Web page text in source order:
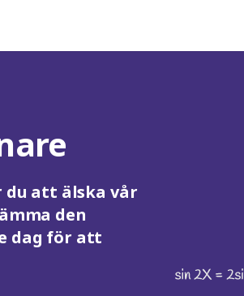
du att älska vår
den
dag för att